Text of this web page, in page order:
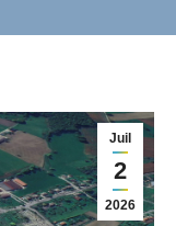
Juil
2
2026